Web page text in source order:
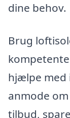
dine behov.
Brug
hjælpe med
anmode
tilbud,